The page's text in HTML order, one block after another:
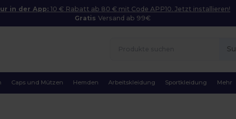
in der App: 10 € Rabatt ab 80 € mit Code APP10. Jetzt installieren!
Gratis Versand ab 99€
Caps und Mützen Hemden Arbeitskleidung Sportkleidung Mehr